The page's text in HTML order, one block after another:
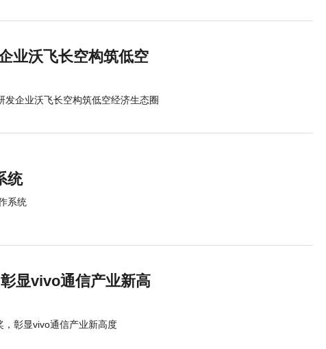
业沃飞长空构筑低空
企业沃飞长空构筑低空经济生态圈
统
系统
显vivo通信产业新高
彰显vivo通信产业新高度